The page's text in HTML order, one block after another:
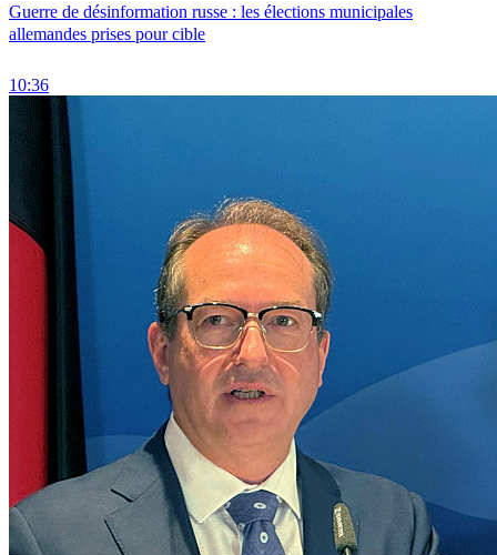
Guerre de désinformation russe : les élections municipales
allemandes prises pour cible
10:36